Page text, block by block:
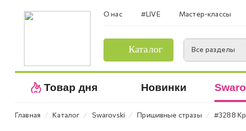
О нас #LIVE Мастер-классы
Каталог Все разделы
Товар дня Новинки
Главная ⁄ Каталог ⁄ Swarovski ⁄ Пришивные стразы ⁄ #3288